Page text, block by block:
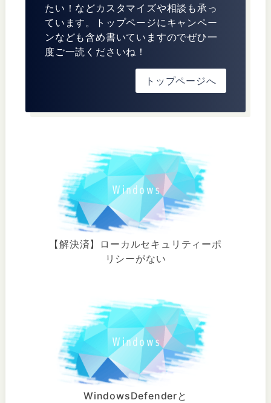
たい！などカスタマイズや相談も承っ
ています。トップページにキャンペー
ンなども含め書いていますのでぜひ一
度ご一読くださいね！
トップページへ
【解決済】ローカルセキュリティーポ
リシーがない
WindowsDefenderと